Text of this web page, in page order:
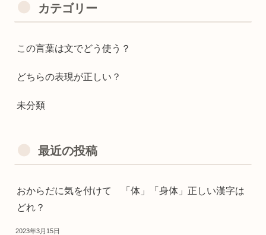
カテゴリー
この言葉は文でどう使う？
どちらの表現が正しい？
未分類
最近の投稿
おからだに気を付けて 「体」「身体」正しい漢字は
どれ？
2023年3月15日